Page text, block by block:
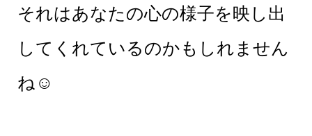
それはあなたの心の様子を映し出
してくれているのかもしれません
ね☺︎